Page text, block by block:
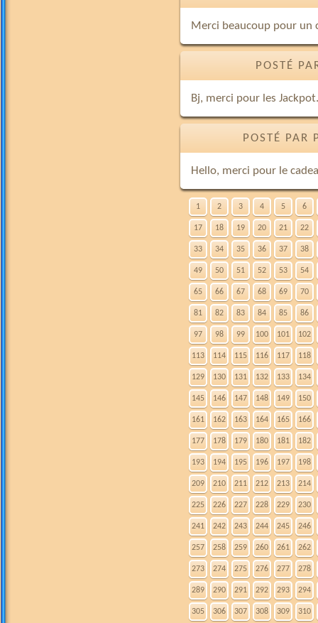
Merci beaucoup pour un
POSTÉ
Bj, merci pour les Jackpot.
POSTÉ PAR
Hello, merci pour le
1 2 3 4 5 6
17 18 19 20 21 22
33 34 35 36 37 38
49 50 51 52 53 54
65 66 67 68 69 70
81 82 83 84 85 86
97 98 99 100 101 102
113 114 115 116 117 118
129 130 131 132 133 134
145 146 147 148 149 150
161 162 163 164 165 166
177 178 179 180 181 182
193 194 195 196 197 198
209 210 211 212 213 214
225 226 227 228 229 230
241 242 243 244 245 246
257 258 259 260 261 262
273 274 275 276 277 278
289 290 291 292 293 294
305 306 307 308 309 310